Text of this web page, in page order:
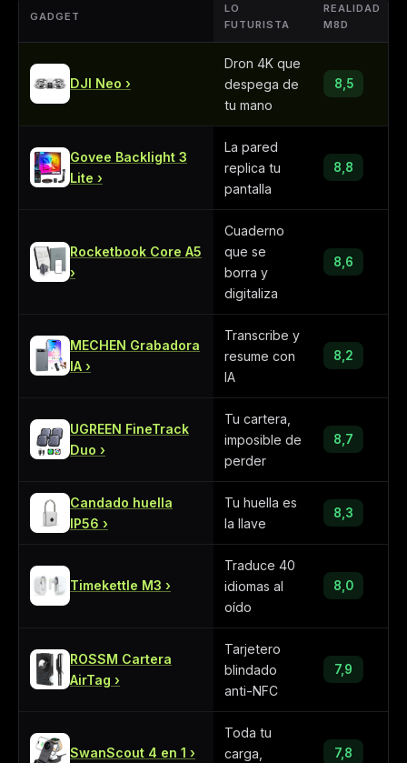
GADGET
LO
FUTURISTA
REALIDAD
M8D
DJI Neo
Dron 4K que
despega de
tu mano
8,5
Govee Backlight 3
Lite
La pared
replica tu
pantalla
8,8
Rocketbook Core A5
Cuaderno
que se
borra y
digitaliza
8,6
MECHEN Grabadora
IA
Transcribe y
resume con
IA
8,2
UGREEN FineTrack
Duo
Tu cartera,
imposible de
perder
8,7
Candado huella
IP56
Tu huella es
la llave
8,3
Timekettle M3
Traduce 40
idiomas al
oído
8,0
ROSSM Cartera
AirTag
Tarjetero
blindado
anti-NFC
7,9
SwanScout 4 en 1
Toda tu
carga,
7,8